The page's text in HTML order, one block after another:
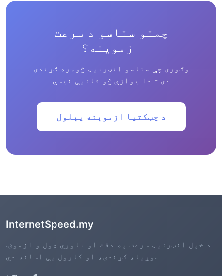
چمتو ستاسو د سرعت
ازموینه؟
وګورئ چې ستاسو انټرنیټ څومره ګړندی
دی - دا یوازې څو ثانیې نیسي
د چټکتيا ازموېنه پېلول
InternetSpeed.my
د خپل انټرنیټ سرعت په دقت او باوري ډول و ازموئ.
وړیا، ګړندی، او کارول یې اسانه دي.